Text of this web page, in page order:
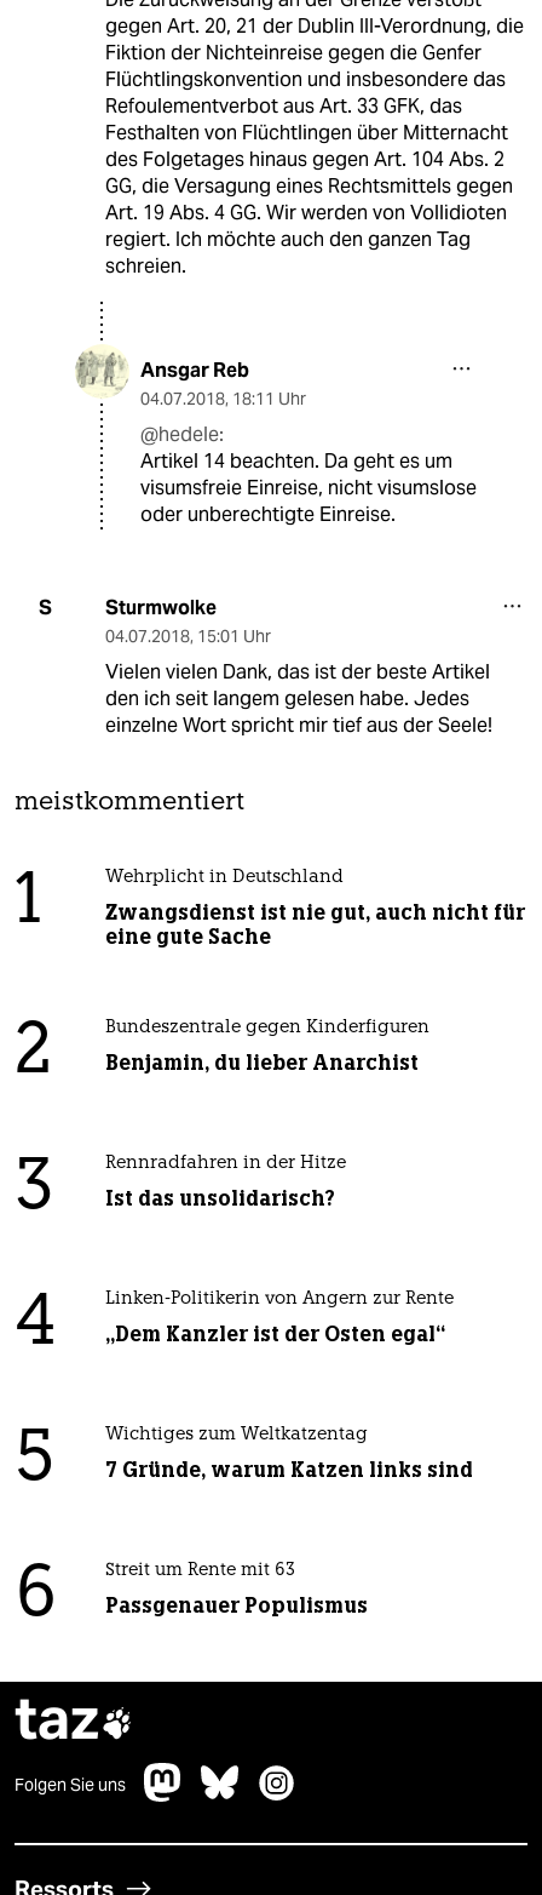
gegen Art. 20, 21 der Dublin III-Verordnung, die
Fiktion der Nichteinreise gegen die Genfer
Flüchtlingskonvention und insbesondere das
Refoulementverbot aus Art. 33 GFK, das
Festhalten von Flüchtlingen über Mitternacht
des Folgetages hinaus gegen Art. 104 Abs. 2
GG, die Versagung eines Rechtsmittels gegen
Art. 19 Abs. 4 GG. Wir werden von Vollidioten
regiert. Ich möchte auch den ganzen Tag
schreien.
Ansgar Reb
04.07.2018, 18:11 Uhr
@hedele:
Artikel 14 beachten. Da geht es um
visumsfreie Einreise, nicht visumslose
oder unberechtigte Einreise.
S Sturmwolke
04.07.2018, 15:01 Uhr
Vielen vielen Dank, das ist der beste Artikel
den ich seit langem gelesen habe. Jedes
einzelne Wort spricht mir tief aus der Seele!
meistkommentiert
1 Wehrplicht in Deutschland
Zwangsdienst ist nie gut, auch nicht für
eine gute Sache
2 Bundeszentrale gegen Kinderfiguren
Benjamin, du lieber Anarchist
3 Rennradfahren in der Hitze
Ist das unsolidarisch?
4 Linken-Politikerin von Angern zur Rente
„Dem Kanzler ist der Osten egal“
5 Wichtiges zum Weltkatzentag
7 Gründe, warum Katzen links sind
6 Streit um Rente mit 63
Passgenauer Populismus
taz
Folgen Sie uns
Ressorts